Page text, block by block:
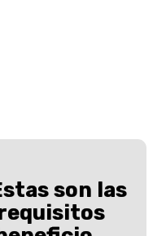
son las